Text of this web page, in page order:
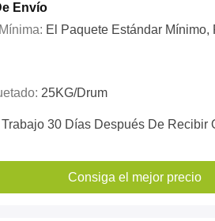
Envío
El Paquete Estándar Mínimo,
25KG/drum
Trabajo 30 Días Después De Recibir
Consiga el mejor precio